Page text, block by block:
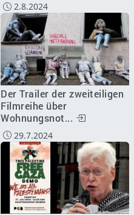
2.8.2024
Der Trailer der zweiteiligen
Filmreihe über
Wohnungsnot...
29.7.2024